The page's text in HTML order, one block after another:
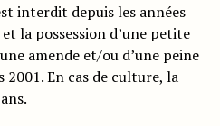
interdit depuis les années
et la possession d’une petite
amende et/ou d’une peine
2001. En cas de culture, la